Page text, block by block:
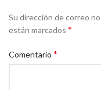
Su dirección de correo
están marcados *
Comentario *